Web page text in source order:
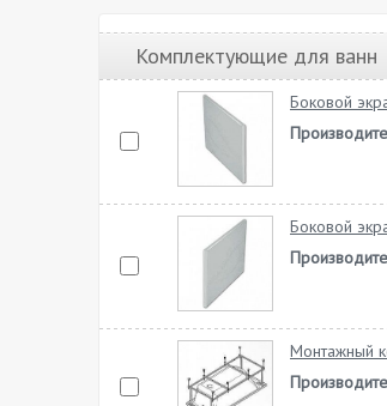
Комплектующие для ванн
Боковой
Боковой
Монтажный